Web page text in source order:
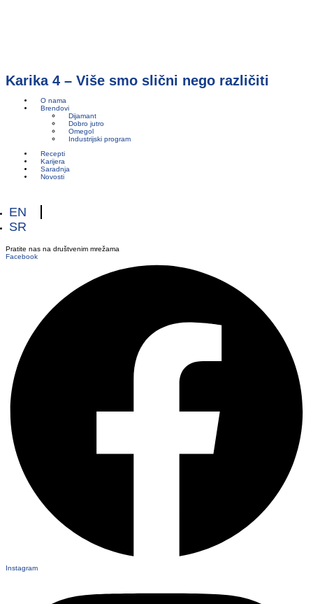
Karika 4 – Više smo slični nego različiti
O nama
Brendovi
Dijamant
Dobro jutro
Omegol
Industrijski program
Recepti
Karijera
Saradnja
Novosti
EN
SR
Pratite nas na društvenim mrežama
Facebook
Instagram